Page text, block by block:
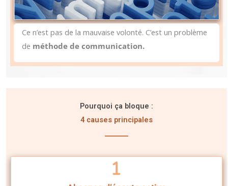
Ce n’est pas de la mauvaise volonté. C’est un problème
de méthode de communication.
Pourquoi ça bloque :
4 causes principales